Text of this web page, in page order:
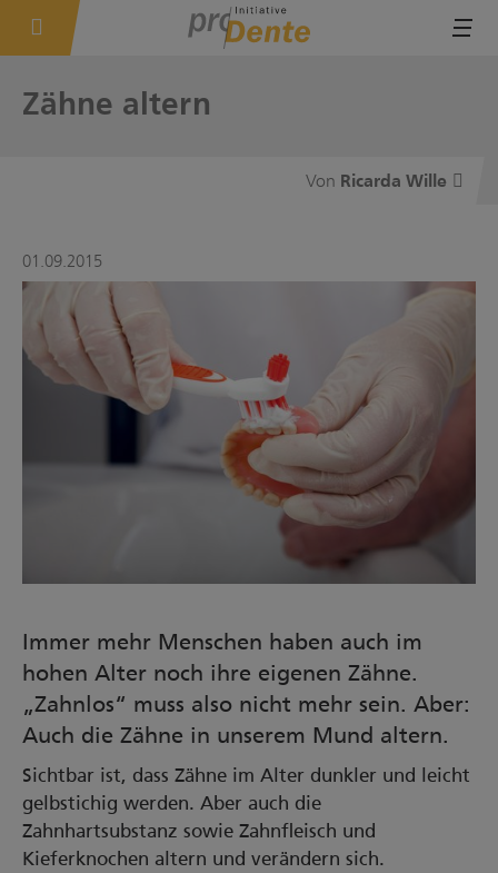
Zähne altern
Ricarda Wille
01.09.2015
Immer mehr Menschen haben auch im
hohen Alter noch ihre eigenen Zähne.
„Zahnlos“ muss also nicht mehr sein. Aber:
Auch die Zähne in unserem Mund altern.
Sichtbar ist, dass Zähne im Alter dunkler und leicht
gelbstichig werden. Aber auch die
Zahnhartsubstanz sowie Zahnfleisch und
Kieferknochen altern und verändern sich.